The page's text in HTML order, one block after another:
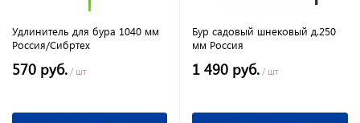
Удлинитель для бура 1040 мм
Россия/Сибртех
570 руб. / шт
Бур садовый шнековый д.250
мм Россия
1 490 руб. / шт